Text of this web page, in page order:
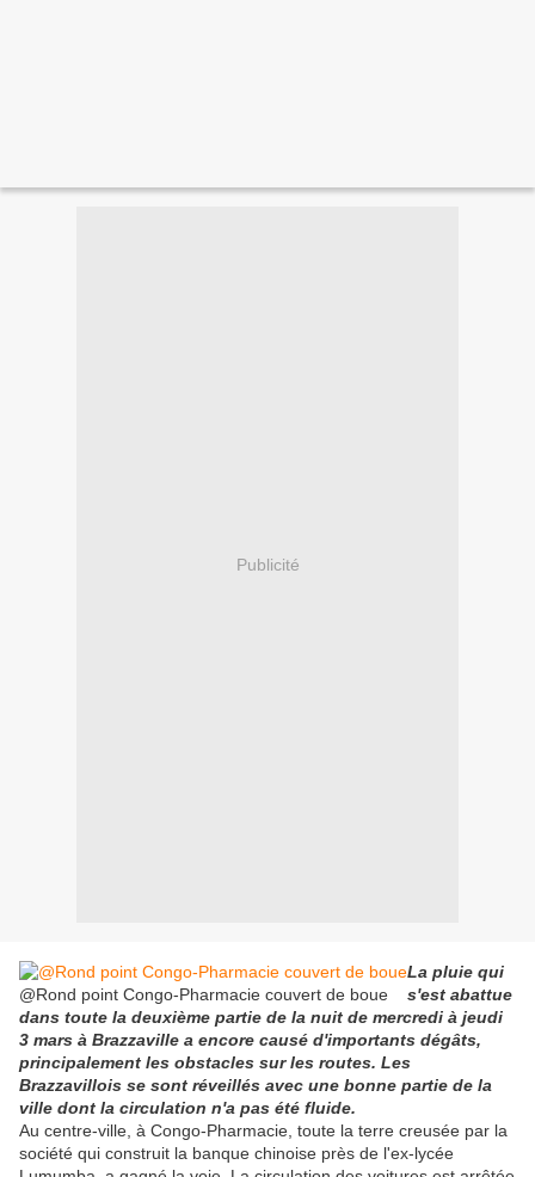
Publicité
@Rond point Congo-Pharmacie couvert de boue
La pluie qui
s'est abattue
dans toute la deuxième partie de la nuit de mercredi à jeudi
3 mars à Brazzaville a encore causé d'importants dégâts,
principalement les obstacles sur les routes. Les
Brazzavillois se sont réveillés avec une bonne partie de la
ville dont la circulation n'a pas été fluide.
Au centre-ville, à Congo-Pharmacie, toute la terre creusée par la
société qui construit la banque chinoise près de l'ex-lycée